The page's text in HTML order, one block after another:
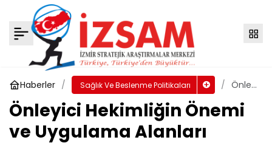
Haberler Sağlık Ve Beslenme Politikaları
Önleyici
Önemi
Önleyici Hekimliğin Önemi
ve Uygulama Alanları
Önleyici Hekimliğin Önemi ve Uygulama
Alanları
Yorum Yap